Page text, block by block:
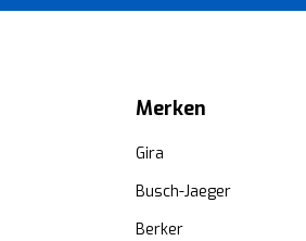
Merken
Gira
Busch-Jaeger
Berker